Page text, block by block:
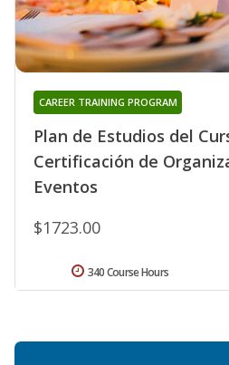
Plan de Estudios del
Certificación de
Eventos
CAREER TRAINING PROGRAM
$1723.00
340 Course Hours